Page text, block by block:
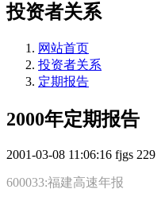
投资者关系
网站首页
投资者关系
定期报告
2000年定期报告
2001-03-08 11:06:16 fjgs 229
600033:福建高速年报